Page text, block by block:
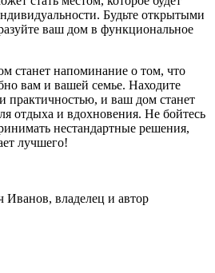
Будьте открытыми
ваш дом в функциональное
станет напоминание о том, что
вам и вашей семье. Находите
практичностью, и ваш дом станет
отдыха и вдохновения. Не бойтесь
нестандартные решения,
лучшего!
владелец и автор